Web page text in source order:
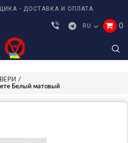
ДОСТАВКА И ОПЛАТА
RU 0
Белый матовый